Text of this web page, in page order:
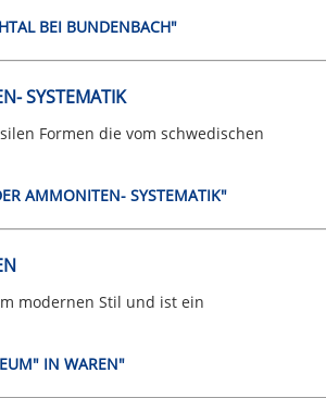
BEI BUNDENBACH"
SYSTEMATIK
Formen die vom schwedischen
AMMONITEN- SYSTEMATIK"
modernen Stil und ist ein
IN WAREN"